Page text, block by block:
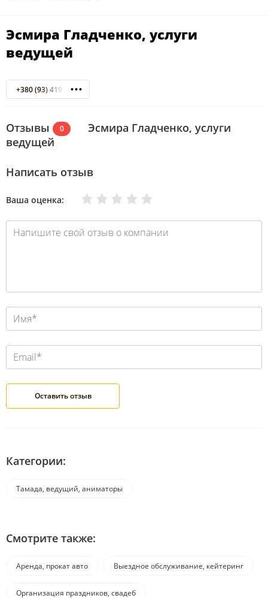
Эсмира Гладченко, услуги
ведущей
+380 (93) 419-55-71
Отзывы 0
Эсмира Гладченко, услуги
ведущей
Написать отзыв
Ваша оценка: Отлично
Хорошо
Нормально
Плохо
Очень плохо
Категории:
Тамада, ведущий, аниматоры
Смотрите также:
Аренда, прокат авто Выездное обслуживание, кейтеринг
Организация праздников, свадеб